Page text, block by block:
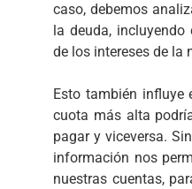
caso, debemos
la deuda,
de los intereses de la
Esto también influye
cuota más alta
pagar y viceversa.
información nos
nuestras cuentas,